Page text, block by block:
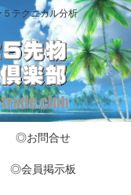
テクニカル分析
◎お問合せ
◎会員掲示板